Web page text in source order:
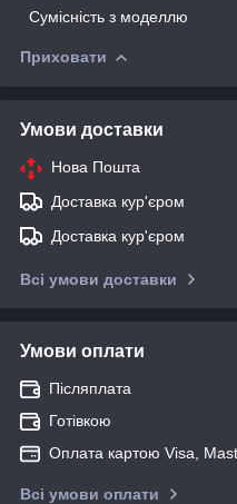
Сумісність з моделлю
Приховати
Умови доставки
Нова Пошта
Доставка кур'єром
Доставка кур'єром
Всі умови доставки
Умови оплати
Післяплата
Готівкою
Оплата картою Visa,
Всі умови оплати